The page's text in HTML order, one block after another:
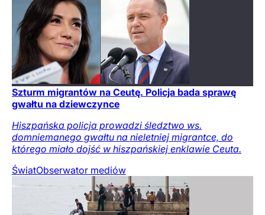
Szturm migrantów na Ceutę. Policja bada sprawę
gwałtu na dziewczynce
Hiszpańska policja prowadzi śledztwo ws.
domniemanego gwałtu na nieletniej migrantce, do
którego miało dojść w hiszpańskiej enklawie Ceuta.
ŚwiatObserwator mediów